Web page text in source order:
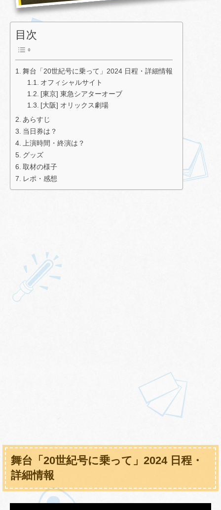
目次
舞台「20世紀号に乗って」2024 日程・詳細情報
オフィシャルサイト
[東京] 東急シアターオーブ
[大阪] オリックス劇場
あらすじ
当日券は？
上演時間・終演は？
グッズ
取材の様子
レポ・感想
舞台「20世紀号に乗って」2024 日程・
詳細情報